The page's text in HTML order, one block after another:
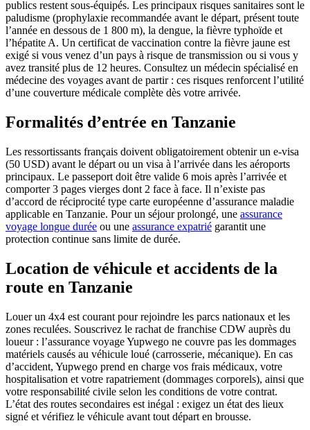
publics restent sous-équipés. Les principaux risques sanitaires sont le
paludisme (prophylaxie recommandée avant le départ, présent toute
l’année en dessous de 1 800 m), la dengue, la fièvre typhoïde et
l’hépatite A. Un certificat de vaccination contre la fièvre jaune est
exigé si vous venez d’un pays à risque de transmission ou si vous y
avez transité plus de 12 heures. Consultez un médecin spécialisé en
médecine des voyages avant de partir : ces risques renforcent l’utilité
d’une couverture médicale complète dès votre arrivée.
Formalités d’entrée en Tanzanie
Les ressortissants français doivent obligatoirement obtenir un e-visa
(50 USD) avant le départ ou un visa à l’arrivée dans les aéroports
principaux. Le passeport doit être valide 6 mois après l’arrivée et
comporter 3 pages vierges dont 2 face à face. Il n’existe pas
d’accord de réciprocité type carte européenne d’assurance maladie
applicable en Tanzanie. Pour un séjour prolongé, une assurance
voyage longue durée ou une assurance expatrié garantit une
protection continue sans limite de durée.
Location de véhicule et accidents de la
route en Tanzanie
Louer un 4x4 est courant pour rejoindre les parcs nationaux et les
zones reculées. Souscrivez le rachat de franchise CDW auprès du
loueur : l’assurance voyage Yupwego ne couvre pas les dommages
matériels causés au véhicule loué (carrosserie, mécanique). En cas
d’accident, Yupwego prend en charge vos frais médicaux, votre
hospitalisation et votre rapatriement (dommages corporels), ainsi que
votre responsabilité civile selon les conditions de votre contrat.
L’état des routes secondaires est inégal : exigez un état des lieux
signé et vérifiez le véhicule avant tout départ en brousse.